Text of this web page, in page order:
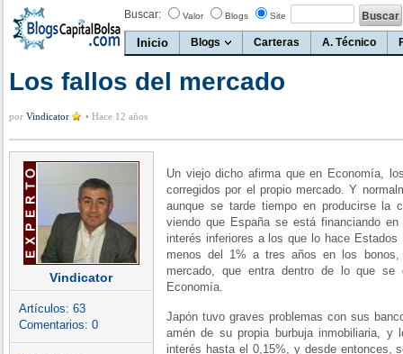
Buscar: Valor Blogs Site
Inicio Blogs Carteras A. Técnico
Los fallos del mercado
por Vindicator • Hace 12 años
Vindicator
Artículos: 63
Comentarios: 0
Un viejo dicho afirma que en Economía,
corregidos por el propio mercado. Y
aunque se tarde tiempo en producirse la
viendo que España se está financiando
interés inferiores a los que lo hace Estados
menos del 1% a tres años en los
mercado, que entra dentro de lo que se
Economía.
Japón tuvo graves problemas con sus
amén de su propia burbuja inmobiliaria,
interés hasta el 0,15%, y desde entonces,